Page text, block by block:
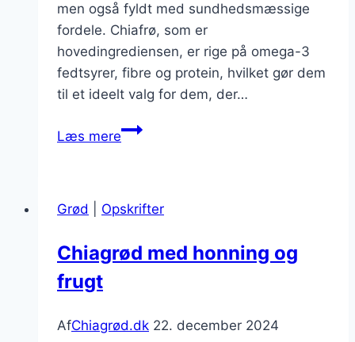
men også fyldt med sundhedsmæssige
fordele. Chiafrø, som er
hovedingrediensen, er rige på omega-3
fedtsyrer, fibre og protein, hvilket gør dem
til et ideelt valg for dem, der…
Læs mereChiagrød
pære
Grød Opskrifter
Chiagrød med honning og
frugt
AfChiagrød.dk 22. december 2024